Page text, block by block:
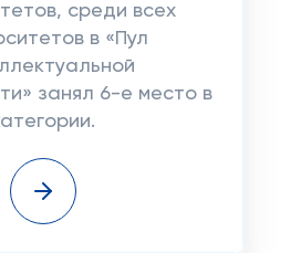
среди всех
в «Пул
занял 6-е место в